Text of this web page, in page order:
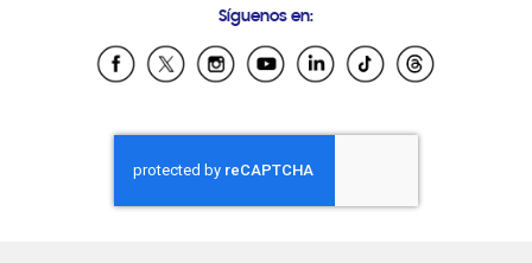
Samsung Ecuador
Samsung El Salvador
Samsung Honduras
Samsung Nicaragua
Samsung Panamá
Síguenos en: